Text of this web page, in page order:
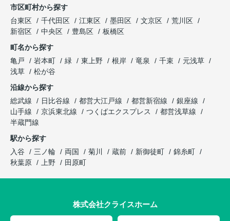
市区町村から探す
台東区
千代田区 江東区 墨田区 文京区
荒川区
新宿区
中央区 豊島区
板橋区
町名から探す
亀戸
岩本町 緑 東上野 根岸 竜泉 千束
元浅草
浅草
松が谷
沿線から探す
総武線
日比谷線 都営大江戸線 都営新宿線
銀座線
山手線
京浜東北線 つくばエクスプレス
都営浅草線
半蔵門線
駅から探す
入谷
三ノ輪 両国 菊川 蔵前 新御徒町
錦糸町
秋葉原
上野 田原町
株式会社クライスホーム